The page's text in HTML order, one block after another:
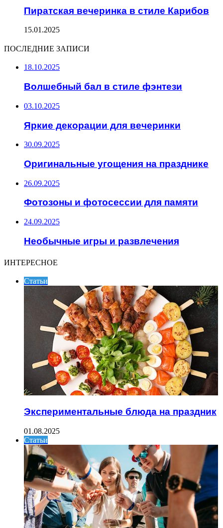
Пиратская вечеринка в стиле Карибов
15.01.2025
ПОСЛЕДНИЕ ЗАПИСИ
18.10.2025
Волшебный бал в стиле фэнтези
03.10.2025
Яркие декорации для вечеринки
30.09.2025
Оригинальные угощения на празднике
26.09.2025
Фотозоны и фотосессии для памяти
24.09.2025
Необычные игры и развлечения
ИНТЕРЕСНОЕ
Статьи
Экспериментальные блюда на праздник
01.08.2025
Статьи